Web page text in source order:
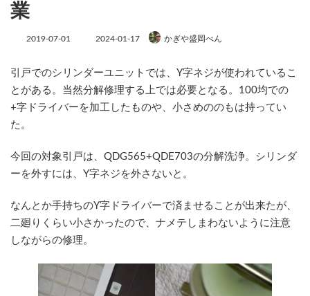
業
2019-07-01
最
新
時
:
2024-01-17 かぎや盛岡べん
引戸でのシリンダーユニットでは、Y字ネジが使われているこ
とがある。当然分解修理する上では必要となる。100均での
+字ドライバーを加工したものや、小さめののもは持ってい
た。
今回の対象引戸は、QDG565+QDE703の分解洗浄。シリンダ
ーを外すには、Y字ネジを外さないと。
なんとか手持ちのY字ドライバーで済ませることが出来たが、
二廻りくらい小さかったので、ナメテしまわないように注意
しながらの修理。